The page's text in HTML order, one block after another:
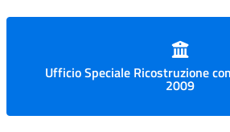
Ufficio Speciale Ricostruzione
2009